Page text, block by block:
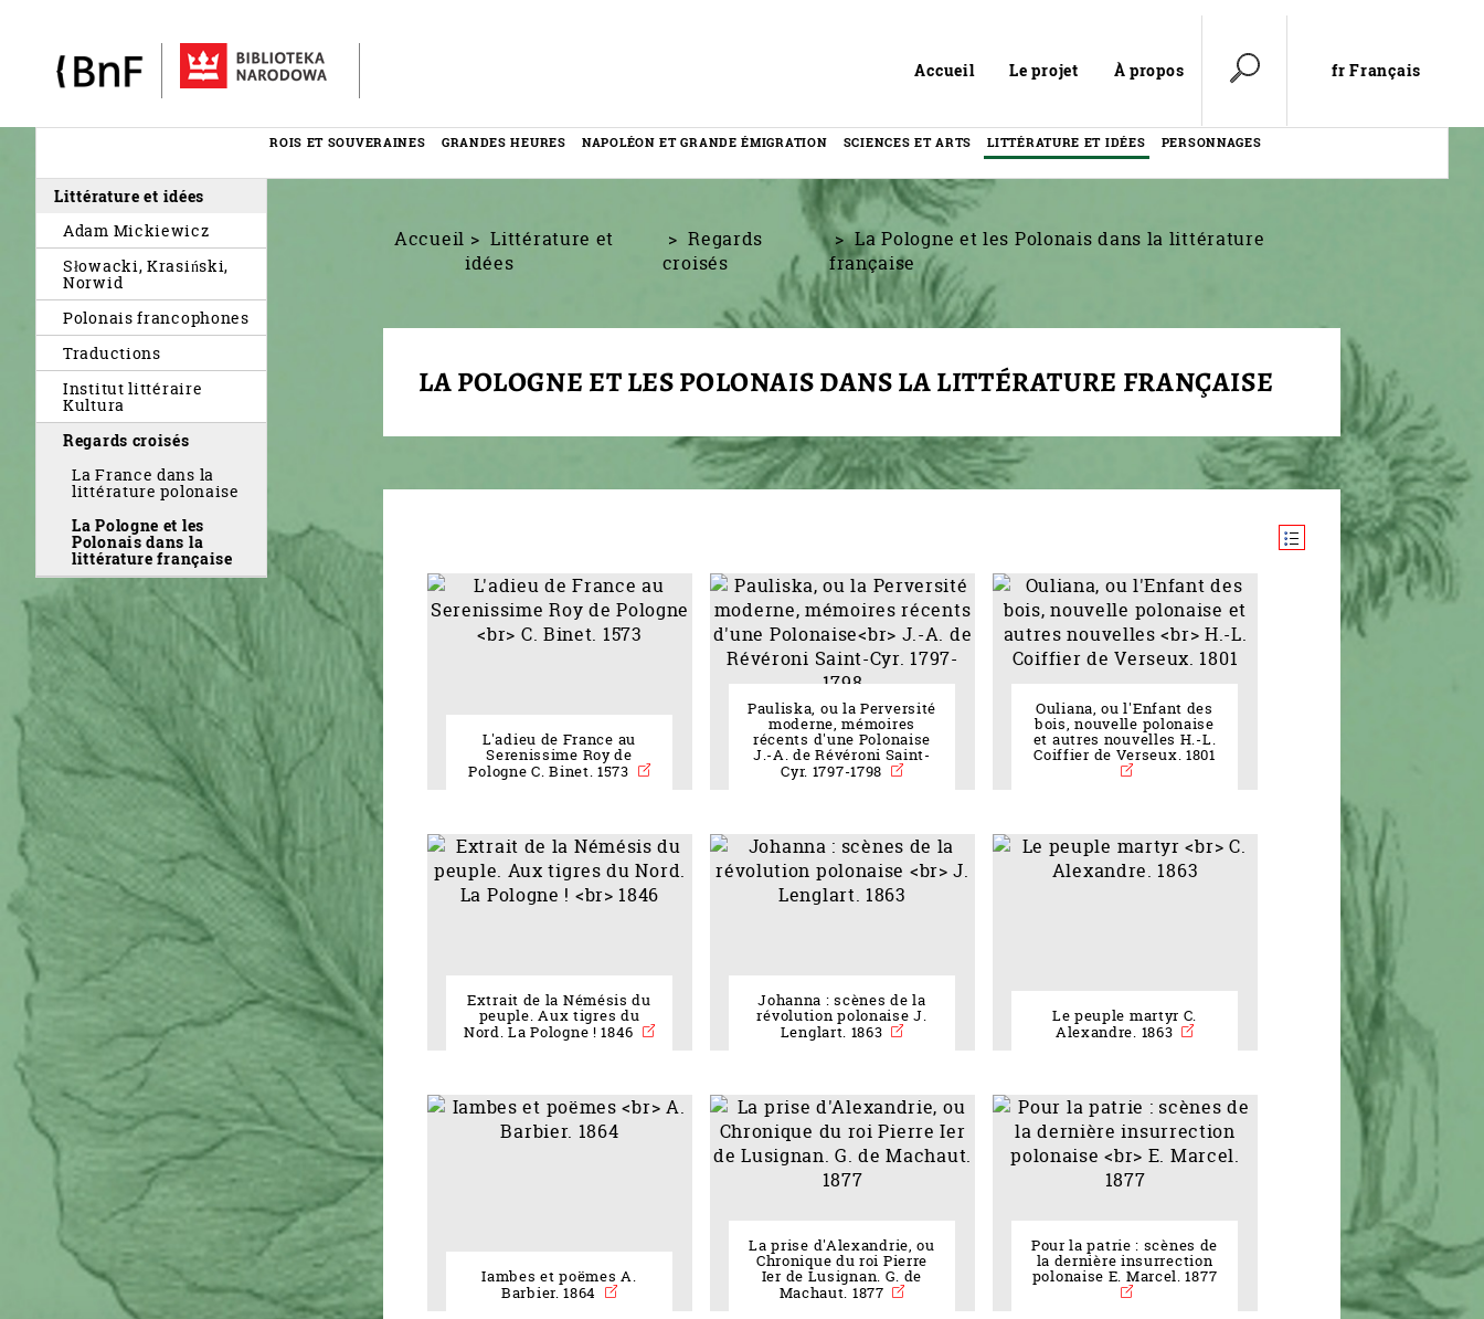
Accueil Le projet À propos fr Français
Menu
éditorial
ROIS ET SOUVERAINES GRANDES HEURES NAPOLÉON ET GRANDE ÉMIGRATION SCIENCES ET ARTS LITTÉRATURE ET IDÉES PERSONNAGES
Littérature et idées
Adam Mickiewicz
Słowacki, Krasiński,
Norwid
Polonais francophones
Traductions
Institut littéraire
Kultura
Regards croisés
La France dans la
littérature polonaise
La Pologne et les
Polonais dans la
littérature française
Accueil
Littérature et
idées
Regards
croisés
La Pologne et les Polonais dans la littérature
française
LA POLOGNE ET LES POLONAIS DANS LA LITTÉRATURE FRANÇAISE
L'adieu de France au
Serenissime Roy de
Pologne C. Binet. 1573
Pauliska, ou la Perversité
moderne, mémoires
récents d'une Polonaise
J.-A. de Révéroni Saint-
Cyr. 1797-1798
Ouliana, ou l'Enfant des
bois, nouvelle polonaise
et autres nouvelles H.-L.
Coiffier de Verseux. 1801
Extrait de la Némésis du
peuple. Aux tigres du
Nord. La Pologne ! 1846
Johanna : scènes de la
révolution polonaise J.
Lenglart. 1863
Le peuple martyr C.
Alexandre. 1863
Iambes et poëmes A.
Barbier. 1864
La prise d'Alexandrie, ou
Chronique du roi Pierre
Ier de Lusignan. G. de
Machaut. 1877
Pour la patrie : scènes de
la dernière insurrection
polonaise E. Marcel. 1877